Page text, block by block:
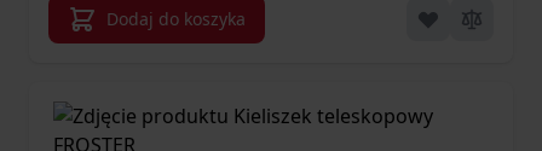
Dodaj do koszyka